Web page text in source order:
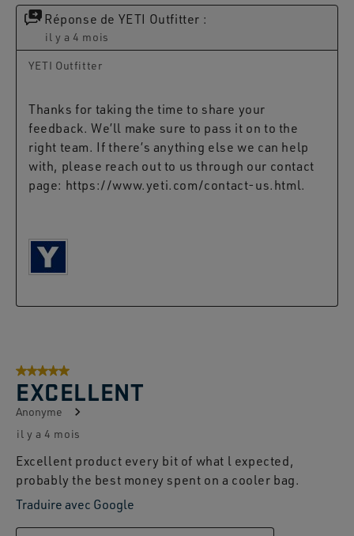
Réponse de YETI Outfitter :
il y a 4 mois
YETI Outfitter
Thanks for taking the time to share your
feedback. We’ll make sure to pass it on to the
right team. If there’s anything else we can help
with, please reach out to us through our contact
page: https://www.yeti.com/contact-us.html.
5 sur 5 étoiles.
EXCELLENT
Anonyme
il y a 4 mois
Excellent product every bit of what l expected,
probably the best money spent on a cooler bag.
Traduire avec Google